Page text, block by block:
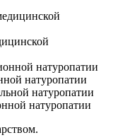
натуропатии
натуропатии